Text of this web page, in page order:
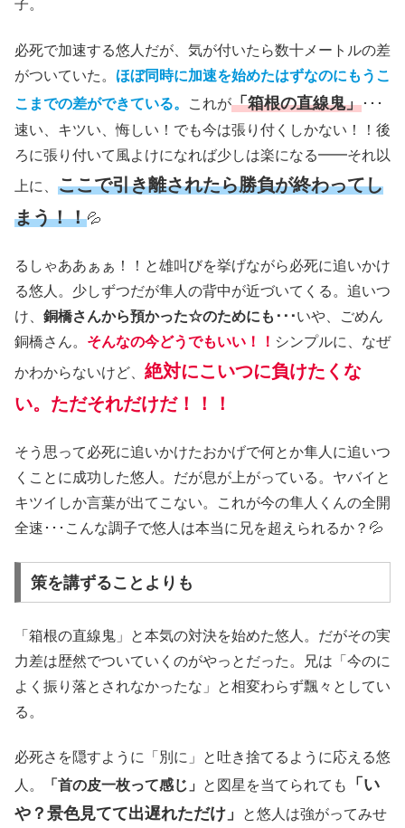
子。
必死で加速する悠人だが、気が付いたら数十メートルの差
がついていた。 ほぼ同時に加速を始めたはずなのにもうこ
こまでの差ができている。
これが「箱根の直線鬼」･･･
速い、キツい、悔しい！でも今は張り付くしかない！！後
ろに張り付いて風よけになれば少しは楽になる━━それ以
上に、 ここで引き離されたら勝負が終わってし
まう！！💦
るしゃああぁぁ！！と雄叫びを挙げながら必死に追いかけ
る悠人。少しずつだが隼人の背中が近づいてくる。追いつ
け、 銅橋さんから預かった☆のためにも･･･いや、ごめん
銅橋さん。 そんなの今どうでもいい！！ シンプルに、なぜ
かわからないけど、 絶対にこいつに負けたくな
い。ただそれだけだ！！！
そう思って必死に追いかけたおかげで何とか隼人に追いつ
くことに成功した悠人。だが息が上がっている。ヤバイと
キツイしか言葉が出てこない。これが今の隼人くんの全開
全速･･･こんな調子で悠人は本当に兄を超えられるか？💦
策を講ずることよりも
「箱根の直線鬼」と本気の対決を始めた悠人。だがその実
力差は歴然でついていくのがやっとだった。兄は「今のに
よく振り落とされなかったな」と相変わらず飄々としてい
る。
必死さを隠すように「別に」と吐き捨てるように応える悠
人。
「首の皮一枚って感じ」 と図星を当てられても
「い
や？景色見てて出遅れただけ」
と悠人は強がってみせ